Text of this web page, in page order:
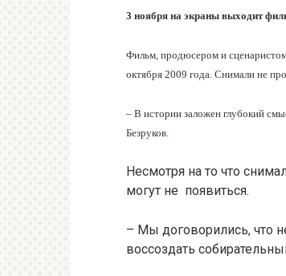
3 ноября на экраны выходит
Фильм, продюсером и сценаристом
октября 2009 года. Снимали не
– В истории заложен глубокий
Безруков.
Несмотря на то что
могут не появиться.
– Мы договорились, что
воссоздать